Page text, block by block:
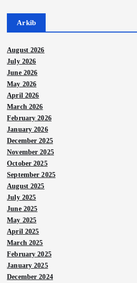
Arkib
August 2026
July 2026
June 2026
May 2026
April 2026
March 2026
February 2026
January 2026
December 2025
November 2025
October 2025
September 2025
August 2025
July 2025
June 2025
May 2025
April 2025
March 2025
February 2025
January 2025
December 2024